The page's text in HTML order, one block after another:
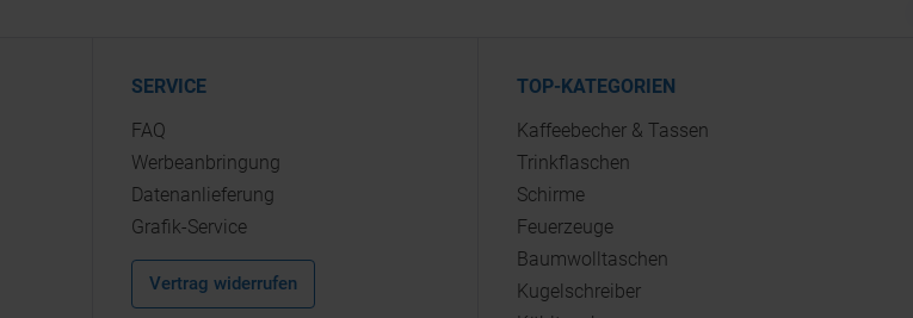
SERVICE
FAQ
Werbeanbringung
Datenanlieferung
Grafik-Service
Vertrag widerrufen
TOP-KATEGORIEN
Kaffeebecher & Tassen
Trinkflaschen
Schirme
Feuerzeuge
Baumwolltaschen
Kugelschreiber